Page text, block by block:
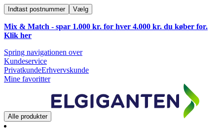
Indtast postnummer Vælg
Mix & Match - spar 1.000 kr. for hver 4.000 kr. du køber for.
Klik her
Spring navigationen over
Kundeservice
PrivatkundeErhvervskunde
Mine favoritter
Alle produkter